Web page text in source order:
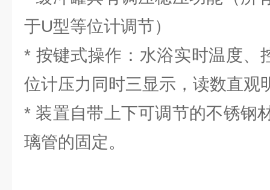
于U型等位计调节）
* 按键式操作：水浴实时温度、
位计压力同时三显示，读数直观
* 装置自带上下可调节的不锈钢
璃管的固定。